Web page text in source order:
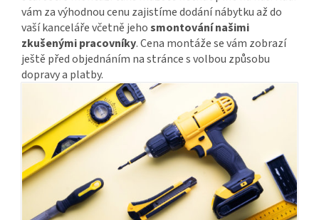
vám za výhodnou cenu zajistíme dodání nábytku až do
vaší kanceláře včetně jehosmontování našimi
zkušenými pracovníky. Cena montáže se vám zobrazí
ještě před objednáním na stránce s volbou způsobu
dopravy a platby.